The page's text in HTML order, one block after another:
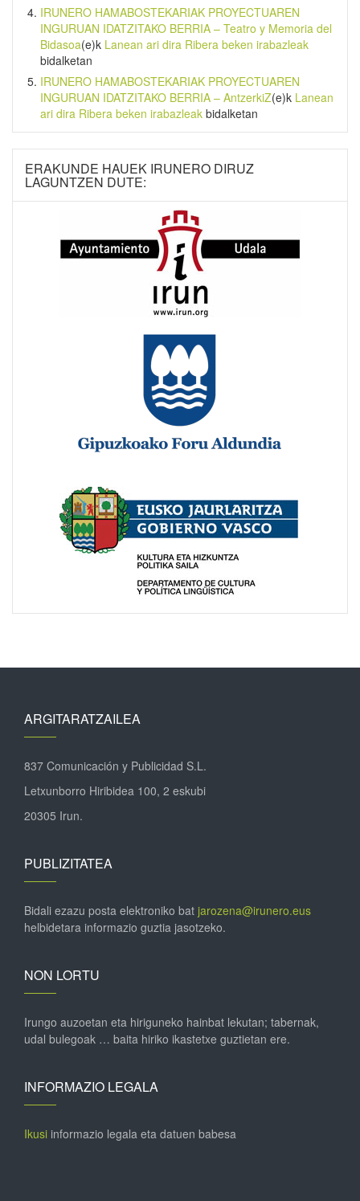
IRUNERO HAMABOSTEKARIAK PROYECTUAREN
INGURUAN IDATZITAKO BERRIA – Teatro y Memoria del
Bidasoa(e)k Lanean ari dira Ribera beken irabazleak
bidalketan
IRUNERO HAMABOSTEKARIAK PROYECTUAREN
INGURUAN IDATZITAKO BERRIA – AntzerkiZ(e)k Lanean
ari dira Ribera beken irabazleak bidalketan
ERAKUNDE HAUEK IRUNERO DIRUZ
LAGUNTZEN DUTE:
ARGITARATZAILEA
837 Comunicación y Publicidad S.L.
Letxunborro Hiribidea 100, 2 eskubi
20305 Irun.
PUBLIZITATEA
Bidali ezazu posta elektroniko bat jarozena@irunero.eus
helbidetara informazio guztia jasotzeko.
NON LORTU
Irungo auzoetan eta hiriguneko hainbat lekutan; tabernak,
udal bulegoak … baita hiriko ikastetxe guztietan ere.
INFORMAZIO LEGALA
Ikusi informazio legala eta datuen babesa